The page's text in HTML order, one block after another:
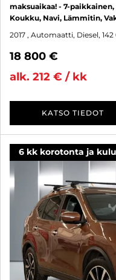
maksuaikaa! - 7-
Koukku, Navi, Lämmitin,
2017 , Automaatti, Diesel,
18 800 €
alk. 212 € / kk
KATSO TIEDOT
6 kk korotonta ja